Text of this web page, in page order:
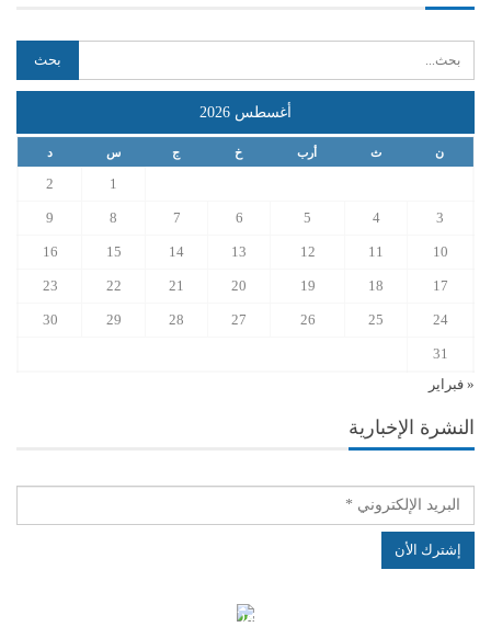
أغسطس 2026
ن ث أرب خ ج س د
1
2
3
4
5
6
7
8
9
10
11
12
13
14
15
16
17
18
19
20
21
22
23
24
25
26
27
28
29
30
31
« فبراير
النشرة الإخبارية
الهياكل الخاضعة لقانون النفاذ إلى المعلومة